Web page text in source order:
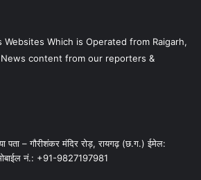
Websites Which is Operated from Raigarh,
content from our reporters &
पता – गौरीशंकर मंदिर रोड़, रायगढ़ (छ.ग.) ईमेल:
नं.: +91-9827197981